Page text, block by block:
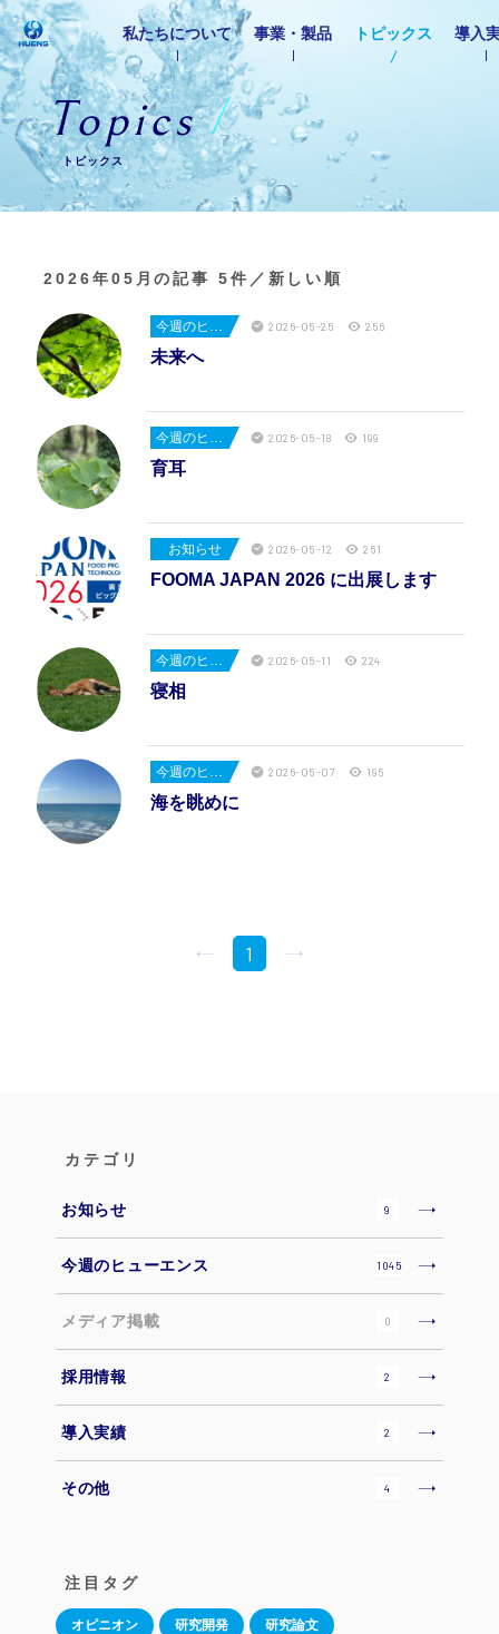
私たちについて 事業・製品 トピックス 導入
Topics
トピックス
カテゴリ
お知らせ 9
今週のヒューエンス 1045
メディア掲載 0
採用情報 2
導入実績 2
その他 4
注目タグ
オピニオン 研究開発 研究論文
2026年05月の記事 5件／新しい順
今週のヒューエンス 2026-05-25 256
未来へ
今週のヒューエンス 2026-05-18 199
育耳
お知らせ 2026-05-12 251
FOOMA JAPAN 2026 に出展します
今週のヒューエンス 2026-05-11 224
寝相
今週のヒューエンス 2026-05-07 195
海を眺めに
1